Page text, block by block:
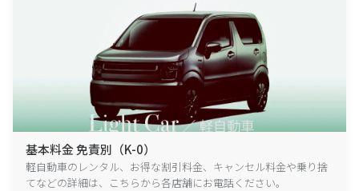
基本料金 免責別（K-0）
軽自動車のレンタル、お得な割引料金、キャンセル料金や乗り捨
てなどの詳細は、こちらから各店舗にお電話ください。